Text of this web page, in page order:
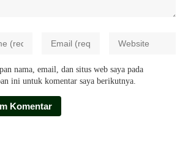
nama, email, dan situs web saya pada
ini untuk komentar saya berikutnya.